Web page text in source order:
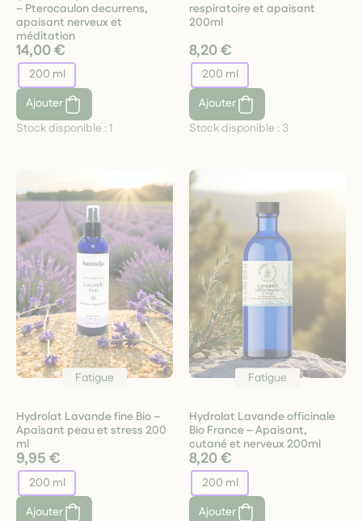
– Pterocaulon decurrens,
apaisant nerveux et
méditation
14,00 €
200 ml
Ajouter
Stock disponible :1
respiratoire et apaisant
200ml
8,20 €
200 ml
Ajouter
Stock disponible : 3
Fatigue
Hydrolat Lavande fine Bio –
Apaisant peau et stress 200
ml
9,95 €
200 ml
Ajouter
Fatigue
Hydrolat Lavande officinale
Bio France – Apaisant,
cutané et nerveux 200ml
8,20 €
200 ml
Ajouter